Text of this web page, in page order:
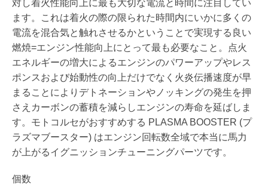
対し着火性能向上に最も大切な電流と時間に注目してい
ます。これは着火の際の限られた時間内にいかに多くの
電流を混合気と触れさせるかということで実現する良い
燃焼=エンジン性能向上にとって最も必要なこと。点火
エネルギーの増大によるエンジンのパワーアップやレス
ポンスおよび始動性の向上だけでなく火炎伝播速度が早
まることによりデトネーションやノッキングの発生を押
さえカーボンの蓄積を減らしエンジンの寿命を延ばしま
す。モトコルセがおすすめする PLASMA BOOSTER (プ
ラズマブースター) はエンジン回転数全域で本当に馬力
が上がるイグニッションチューニングパーツです。
個数